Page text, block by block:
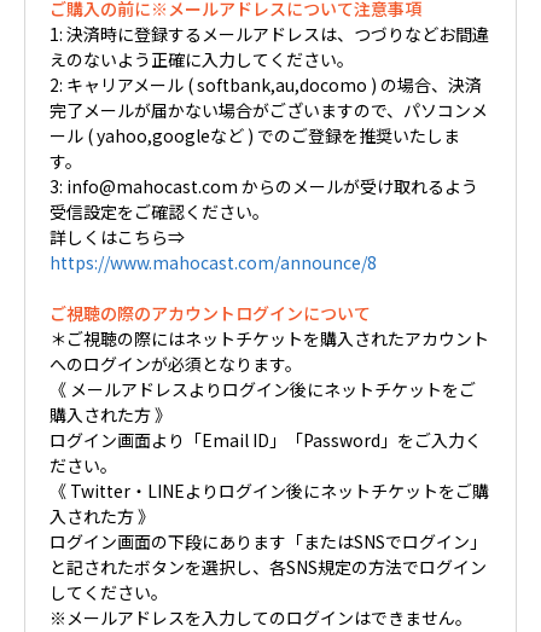
ご購入の前に※メールアドレスについて注意事項
1: 決済時に登録するメールアドレスは、つづりなどお間違
えのないよう正確に入力してください。
2: キャリアメール ( softbank,au,docomo ) の場合、決済
完了メールが届かない場合がございますので、パソコンメ
ール ( yahoo,googleなど ) でのご登録を推奨いたしま
す。
3: info@mahocast.com からのメールが受け取れるよう
受信設定をご確認ください。
詳しくはこちら⇒
https://www.mahocast.com/announce/8
ご視聴の際のアカウントログインについて
＊ご視聴の際にはネットチケットを購入されたアカウント
へのログインが必須となります。
《 メールアドレスよりログイン後にネットチケットをご
購入された方 》
ログイン画面より「Email ID」「Password」をご入力く
ださい。
《 Twitter・LINEよりログイン後にネットチケットをご購
入された方 》
ログイン画面の下段にあります「またはSNSでログイン」
と記されたボタンを選択し、各SNS規定の方法でログイン
してください。
※メールアドレスを入力してのログインはできません。